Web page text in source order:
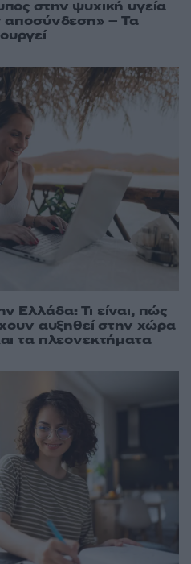
στην ψυχική υγεία
αποσύνδεση» – Τα
Ελλάδα: Τι είναι, πώς
αυξηθεί στην χώρα
τα πλεονεκτήματα